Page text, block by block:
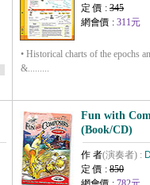
定 價 : 345
網會價 : 311元
• Historical charts of the epochs
&.........
Fun with
(Book/CD)
作 者(演奏者) :
定 價 : 850